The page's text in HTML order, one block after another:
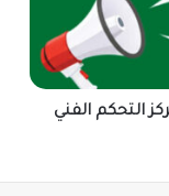
التحكم الفني